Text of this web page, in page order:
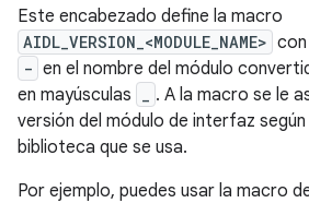
Este encabezado define la macro
AIDL_VERSION_<MODULE_NAME>
- en el nombre del módulo
en mayúsculas
. A la macro se le
versión del módulo de interfaz
biblioteca que se usa.
Por ejemplo, puedes usar la macro